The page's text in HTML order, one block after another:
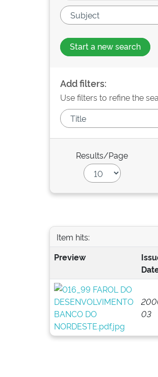
Start a new search
Add filters:
Use filters to refine the
Results/Page
Item hits:
Preview
03